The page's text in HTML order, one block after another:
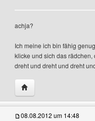
Profile anzeigen
achja?
Ich meine ich bin fähig
klicke und sich das
dreht und dreht und dreht
Website dieses
08.08.2012 um 14:48